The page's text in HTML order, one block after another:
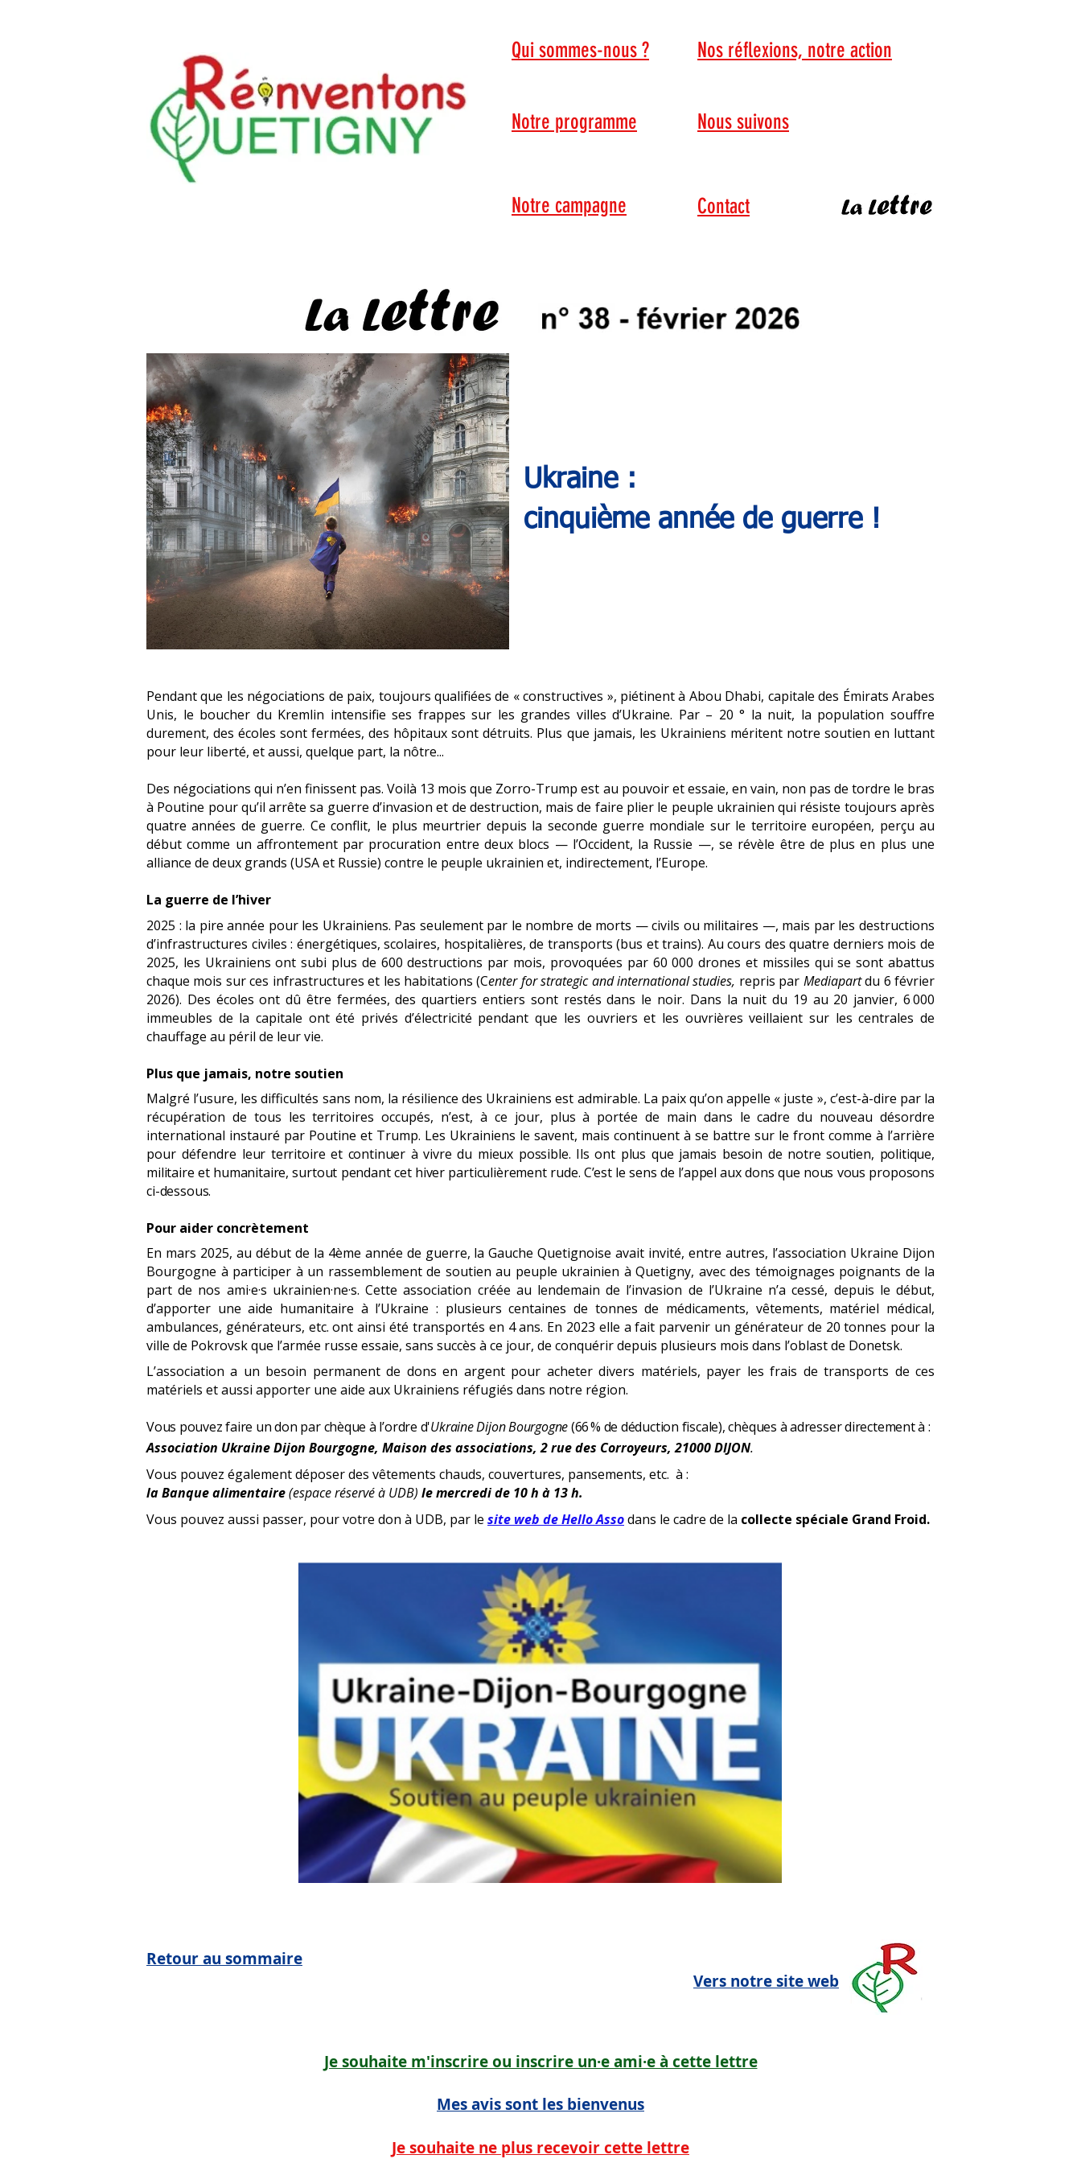
Qui sommes-nous ? Nos réflexions, notre action
Notre programme Nous suivons
Notre campagne Contact
Ukraine :
cinquième année de guerre !
Pendant que les négociations de paix, toujours qualifiées de « constructives », piétinent à Abou Dhabi, capitale des Émirats Arabes
Unis, le boucher du Kremlin intensifie ses frappes sur les grandes villes d’Ukraine. Par – 20 ° la nuit, la population souffre
durement, des écoles sont fermées, des hôpitaux sont détruits. Plus que jamais, les Ukrainiens méritent notre soutien en luttant
pour leur liberté, et aussi, quelque part, la nôtre...
Des négociations qui n’en finissent pas. Voilà 13 mois que Zorro-Trump est au pouvoir et essaie, en vain, non pas de tordre le bras
à Poutine pour qu’il arrête sa guerre d’invasion et de destruction, mais de faire plier le peuple ukrainien qui résiste toujours après
quatre années de guerre. Ce conflit, le plus meurtrier depuis la seconde guerre mondiale sur le territoire européen, perçu au
début comme un affrontement par procuration entre deux blocs — l’Occident, la Russie —, se révèle être de plus en plus une
alliance de deux grands (USA et Russie) contre le peuple ukrainien et, indirectement, l’Europe.
La guerre de l’hiver
2025 : la pire année pour les Ukrainiens. Pas seulement par le nombre de morts — civils ou militaires —, mais par les destructions
d’infrastructures civiles : énergétiques, scolaires, hospitalières, de transports (bus et trains). Au cours des quatre derniers mois de
2025, les Ukrainiens ont subi plus de 600 destructions par mois, provoquées par 60 000 drones et missiles qui se sont abattus
chaque mois sur ces infrastructures et les habitations (Center for strategic and international studies, repris par Mediapartdu 6 février
2026). Des écoles ont dû être fermées, des quartiers entiers sont restés dans le noir. Dans la nuit du 19 au 20 janvier, 6.000
immeubles de la capitale ont été privés d’électricité pendant que les ouvriers et les ouvrières veillaient sur les centrales de
chauffage au péril de leur vie.
Plus que jamais, notre soutien
Malgré l’usure, les difficultés sans nom, la résilience des Ukrainiens est admirable. La paix qu’on appelle « juste », c’est-à-dire par la
récupération de tous les territoires occupés, n’est, à ce jour, plus à portée de main dans le cadre du nouveau désordre
international instauré par Poutine et Trump. Les Ukrainiens le savent, mais continuent à se battre sur le front comme à l’arrière
pour défendre leur territoire et continuer à vivre du mieux possible. Ils ont plus que jamais besoin de notre soutien, politique,
militaire et humanitaire, surtout pendant cet hiver particulièrement rude. C’est le sens de l’appel aux dons que nous vous proposons
ci-dessous.
Pour aider concrètement
En mars 2025, au début de la 4ème année de guerre, la Gauche Quetignoise avait invité, entre autres, l’association Ukraine Dijon
Bourgogne à participer à un rassemblement de soutien au peuple ukrainien à Quetigny, avec des témoignages poignants de la
part de nos ami·e·s ukrainien·ne·s. Cette association créée au lendemain de l’invasion de l’Ukraine n’a cessé, depuis le début,
d’apporter une aide humanitaire à l’Ukraine : plusieurs centaines de tonnes de médicaments, vêtements, matériel médical,
ambulances, générateurs, etc. ont ainsi été transportés en 4 ans. En 2023 elle a fait parvenir un générateur de 20 tonnes pour la
ville de Pokrovsk que l’armée russe essaie, sans succès à ce jour, de conquérir depuis plusieurs mois dans l’oblast de Donetsk.
L’association a un besoin permanent de dons en argent pour acheter divers matériels, payer les frais de transports de ces
matériels et aussi apporter une aide aux Ukrainiens réfugiés dans notre région.
Vous pouvez faire un don par chèque à l’ordre d'Ukraine Dijon Bourgogne(66% de déduction fiscale), chèques à adresser directement à :
Association Ukraine Dijon Bourgogne, Maison des associations, 2 rue des Corroyeurs, 21000 DIJON.
Vous pouvez également déposer des vêtements chauds, couvertures, pansements, etc. à :
la Banque alimentaire(espace réservé à UDB) le mercredi de 10 h à 13 h.
Vous pouvez aussi passer, pour votre don à UDB, par le site web de Hello Assodans le cadre de la collecte spéciale Grand Froid.
Retour au sommaire
Vers notre siteweb
Je souhaite m'inscrire ou inscrire un·e ami·e à cette lettre
Mes avis sont les bienvenus
Je souhaite ne plus recevoir cette lettre